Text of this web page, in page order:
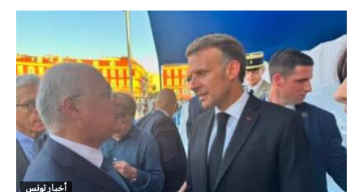
أخبار تونس